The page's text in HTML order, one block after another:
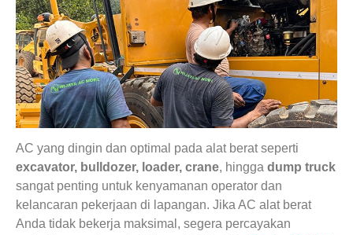
AC yang dingin dan optimal pada alat berat seperti
excavator, bulldozer, loader, crane, hingga dump truck
sangat penting untuk kenyamanan operator dan
kelancaran pekerjaan di lapangan. Jika AC alat berat
Anda tidak bekerja maksimal, segera percayakan